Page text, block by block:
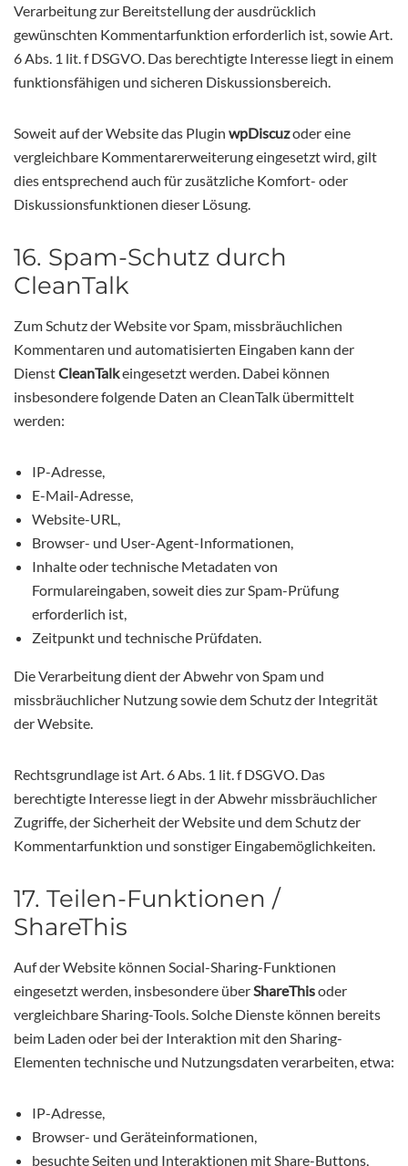
Verarbeitung zur Bereitstellung der ausdrücklich
gewünschten Kommentarfunktion erforderlich ist, sowie Art.
6 Abs. 1 lit. f DSGVO. Das berechtigte Interesse liegt in einem
funktionsfähigen und sicheren Diskussionsbereich.
Soweit auf der Website das Plugin wpDiscuzoder eine
vergleichbare Kommentarerweiterung eingesetzt wird, gilt
dies entsprechend auch für zusätzliche Komfort- oder
Diskussionsfunktionen dieser Lösung.
16. Spam-Schutz durch
CleanTalk
Zum Schutz der Website vor Spam, missbräuchlichen
Kommentaren und automatisierten Eingaben kann der
DienstCleanTalkeingesetzt werden. Dabei können
insbesondere folgende Daten an CleanTalk übermittelt
werden:
IP-Adresse,
E-Mail-Adresse,
Website-URL,
Browser- und User-Agent-Informationen,
Inhalte oder technische Metadaten von
Formulareingaben, soweit dies zur Spam-Prüfung
erforderlich ist,
Zeitpunkt und technische Prüfdaten.
Die Verarbeitung dient der Abwehr von Spam und
missbräuchlicher Nutzung sowie dem Schutz der Integrität
der Website.
Rechtsgrundlage ist Art. 6 Abs. 1 lit. f DSGVO. Das
berechtigte Interesse liegt in der Abwehr missbräuchlicher
Zugriffe, der Sicherheit der Website und dem Schutz der
Kommentarfunktion und sonstiger Eingabemöglichkeiten.
17. Teilen-Funktionen /
ShareThis
Auf der Website können Social-Sharing-Funktionen
eingesetzt werden, insbesondere überShareThisoder
vergleichbare Sharing-Tools. Solche Dienste können bereits
beim Laden oder bei der Interaktion mit den Sharing-
Elementen technische und Nutzungsdaten verarbeiten, etwa:
IP-Adresse,
Browser- und Geräteinformationen,
besuchte Seiten und Interaktionen mit Share-Buttons,